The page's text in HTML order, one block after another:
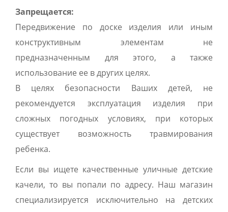
Запрещается:
Передвижение по доске изделия или иным
конструктивным элементам не
предназначенным для этого, а также
использование ее в других целях.
В целях безопасности Ваших детей, не
рекомендуется эксплуатация изделия при
сложных погодных условиях, при которых
существует возможность травмирования
ребенка.
Если вы ищете качественные уличные детские
качели, то вы попали по адресу. Наш магазин
специализируется исключительно на детских